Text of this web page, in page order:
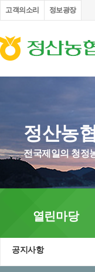
고객의소리 정보광장
정산농
전국제일의 청정
열린마당
공지사항